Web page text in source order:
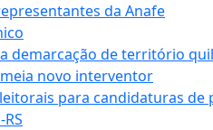
da Anafe
demarcação de território
novo interventor
para candidaturas de